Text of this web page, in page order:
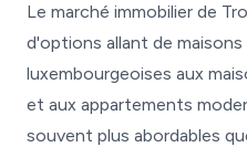
Le marché immobilier de
d'options allant de
luxembourgeoises aux
et aux appartements
souvent plus abordables